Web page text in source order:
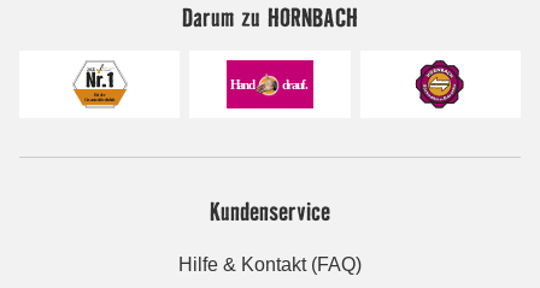
Darum zu HORNBACH
Kundenservice
Hilfe & Kontakt (FAQ)